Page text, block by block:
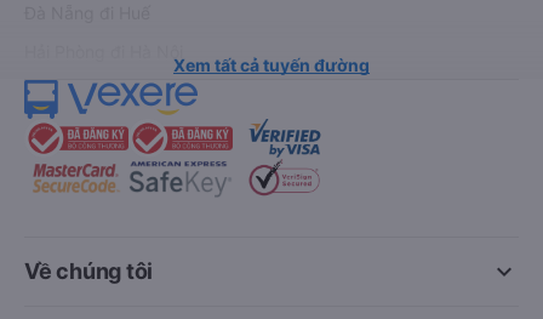
Xem tất cả tuyến đường
keyboard_arrow_down
Về chúng tôi